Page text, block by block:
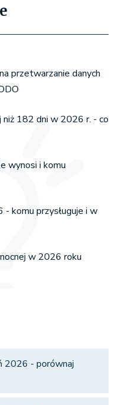
przetwarzanie danych
niż 182 dni w 2026 r. - co
wynosi i komu
komu przysługuje i w
w 2026 roku
2026 - porównaj